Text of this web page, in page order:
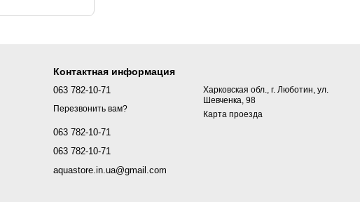
Контактная информация
063 782-10-71
Перезвонить вам?
063 782-10-71
063 782-10-71
aquastore.in.ua@gmail.com
Харковская обл., г. Люботин, ул.
Шевченка, 98
Карта проезда